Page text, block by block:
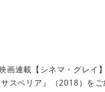
画連載【シネマ・グレイ
ペリア』（2018）をご